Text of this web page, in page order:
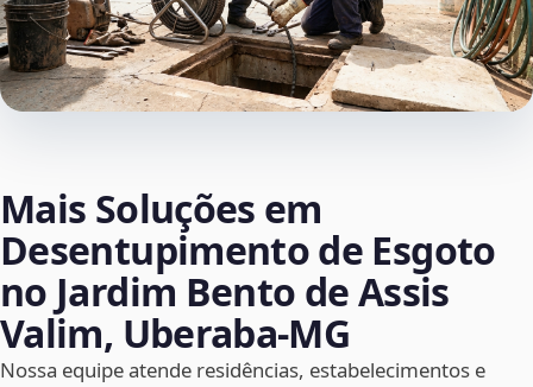
Mais Soluções em
Desentupimento de Esgoto
no Jardim Bento de Assis
Valim, Uberaba‑MG
Nossa equipe atende residências, estabelecimentos e